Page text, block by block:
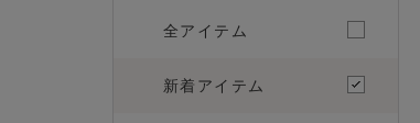
全アイテム
新着アイテム